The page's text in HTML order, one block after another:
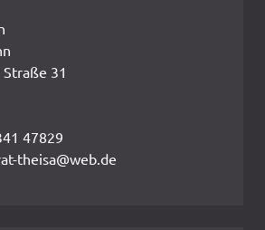
31
47829
theisa@web.de